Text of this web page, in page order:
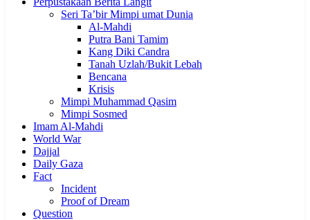
Seri Ta’bir Mimpi umat Dunia
Al-Mahdi
Putra Bani Tamim
Kang Diki Candra
Tanah Uzlah/Bukit Lebah
Bencana
Krisis
Mimpi Muhammad Qasim
Mimpi Sosmed
Imam Al-Mahdi
World War
Dajjal
Daily Gaza
Fact
Incident
Proof of Dream
Question